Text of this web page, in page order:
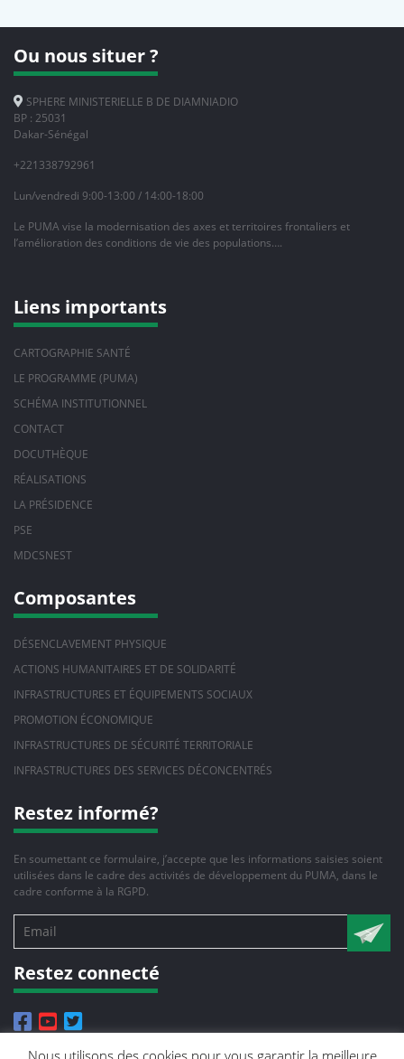
Ou nous situer ?
SPHERE MINISTERIELLE B DE DIAMNIADIO
BP : 25031
Dakar-Sénégal
+221338792961
Lun/vendredi 9:00-13:00 / 14:00-18:00
Le PUMA vise la modernisation des axes et territoires frontaliers et
l’amélioration des conditions de vie des populations….
Liens importants
CARTOGRAPHIE SANTÉ
LE PROGRAMME (PUMA)
SCHÉMA INSTITUTIONNEL
CONTACT
DOCUTHÈQUE
RÉALISATIONS
LA PRÉSIDENCE
PSE
MDCSNEST
Composantes
DÉSENCLAVEMENT PHYSIQUE
ACTIONS HUMANITAIRES ET DE SOLIDARITÉ
INFRASTRUCTURES ET ÉQUIPEMENTS SOCIAUX
PROMOTION ÉCONOMIQUE
INFRASTRUCTURES DE SÉCURITÉ TERRITORIALE
INFRASTRUCTURES DES SERVICES DÉCONCENTRÉS
Restez informé?
En soumettant ce formulaire, j’accepte que les informations saisies soient
utilisées dans le cadre des activités de développement du PUMA, dans le
cadre conforme à la RGPD.
Restez connecté
Nous utilisons des cookies pour vous garantir la meilleure